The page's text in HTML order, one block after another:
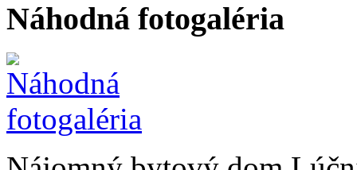
Náhodná fotogaléria